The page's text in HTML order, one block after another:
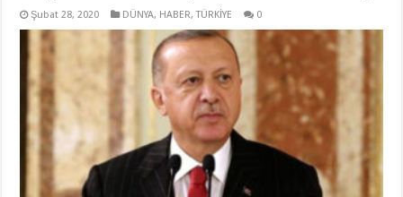
Şubat 28, 2020 DÜNYA, HABER,TÜRKİYE 0